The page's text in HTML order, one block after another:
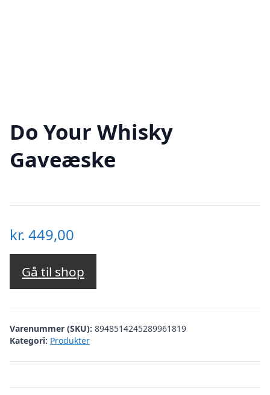
Do Your Whisky
Gaveæske
kr. 449,00
Gå til shop
Varenummer (SKU): 8948514245289961819
Kategori: Produkter